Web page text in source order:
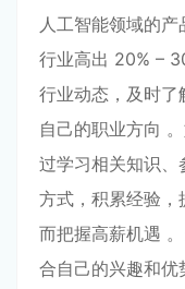
人工智能领域的
行业高出 20% –
行业动态，及时
自己的职业方向
过学习相关知识
方式，积累经验，
而把握高薪机遇
合自己的兴趣和优